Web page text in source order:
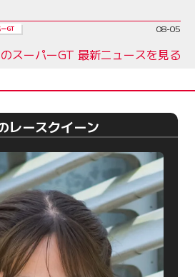
GT 08-05
スーパーGT 最新ニュースを見る
レースクイーン